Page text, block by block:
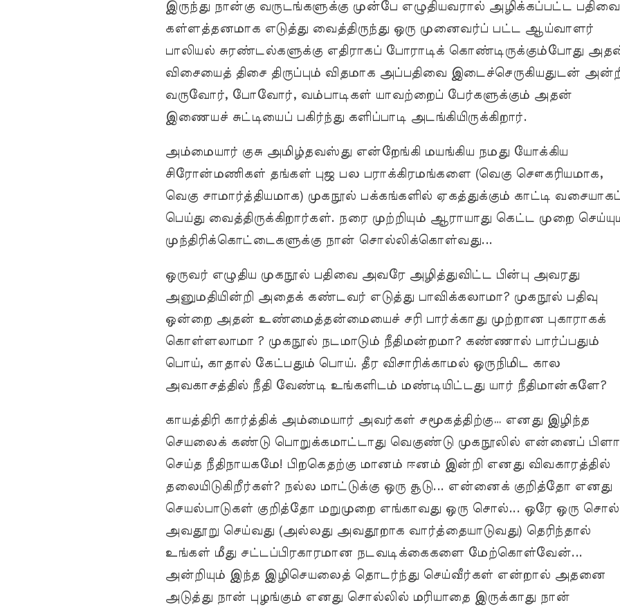
இருந்து நான்கு வருடங்களுக்கு முன்பே எழுதியவரால் அழிக்கப்பட்ட பதிவை
கள்ளத்தனமாக எடுத்து வைத்திருந்து ஒரு முனைவர்ப் பட்ட ஆய்வாளர்
பாலியல் சுரண்டல்களுக்கு எதிராகப் போராடிக் கொண்டிருக்கும்போது
விசையைத் திசை திருப்பும் விதமாக அப்பதிவை இடைச்செருகியதுடன்
வருவோர், போவோர், வம்பாடிகள் யாவற்றைப் பேர்களுக்கும் அதன்
இணையச் சுட்டியைப் பகிர்ந்து களிப்பாடி அடங்கியிருக்கிறார்.
அம்மையார் குசு அமிழ்தவஸ்து என்றேங்கி மயங்கிய நமது யோக்கிய
சிரோன்மணிகள் தங்கள் புஜ பல பராக்கிரமங்களை (வெகு சௌகரியமாக,
வெகு சாமார்த்தியமாக) முகநூல் பக்கங்களில் ஏகத்துக்கும் காட்டி
பெய்து வைத்திருக்கிறார்கள். நரை முற்றியும் ஆராயாது கெட்ட முறை
முந்திரிக்கொட்டைகளுக்கு நான் சொல்லிக்கொள்வது...
ஒருவர் எழுதிய முகநூல் பதிவை அவரே அழித்துவிட்ட பின்பு அவரது
அனுமதியின்றி அதைக் கண்டவர் எடுத்து பாவிக்கலாமா? முகநூல் பதிவு
ஒன்றை அதன் உண்மைத்தன்மையைச் சரி பார்க்காது முற்றான புகாராகக்
கொள்ளலாமா ? முகநூல் நடமாடும் நீதிமன்றமா? கண்ணால் பார்ப்பதும்
பொய், காதால் கேட்பதும் பொய். தீர விசாரிக்காமல் ஒருநிமிட கால
அவகாசத்தில் நீதி வேண்டி உங்களிடம் மண்டியிட்டது யார் நீதிமான்களே?
காயத்திரி கார்த்திக் அம்மையார் அவர்கள் சமூகத்திற்கு… எனது இழிந்த
செயலைக் கண்டு பொறுக்கமாட்டாது வெகுண்டு முகநூலில் என்னைப்
செய்த நீதிநாயகமே! பிறகெதற்கு மானம் ஈனம் இன்றி எனது விவகாரத்தில்
தலையிடுகிறீர்கள்? நல்ல மாட்டுக்கு ஒரு சூடு... என்னைக் குறித்தோ எனது
செயல்பாடுகள் குறித்தோ மறுமுறை எங்காவது ஒரு சொல்... ஒரே ஒரு சொல்
அவதூறு செய்வது (அல்லது அவதூறாக வார்த்தையாடுவது) தெரிந்தால்
உங்கள் மீது சட்டப்பிரகாரமான நடவடிக்கைகளை மேற்கொள்வேன்...
அன்றியும் இந்த இழிசெயலைத் தொடர்ந்து செய்வீர்கள் என்றால் அதனை
அடுத்து நான் புழங்கும் எனது சொல்லில் மரியாதை இருக்காது நான்